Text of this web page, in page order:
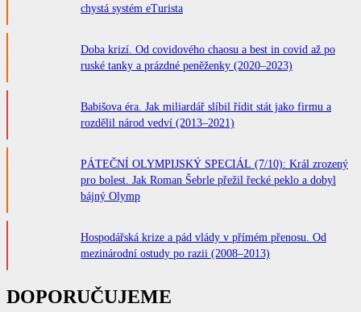
chystá systém eTurista
Doba krizí. Od covidového chaosu a best in covid až po
ruské tanky a prázdné peněženky (2020–2023)
Babišova éra. Jak miliardář slíbil řídit stát jako firmu a
rozdělil národ vedví (2013–2021)
PÁTEČNÍ OLYMPIJSKÝ SPECIÁL (7/10): Král zrozený
pro bolest. Jak Roman Šebrle přežil řecké peklo a dobyl
bájný Olymp
Hospodářská krize a pád vlády v přímém přenosu. Od
mezinárodní ostudy po razii (2008–2013)
DOPORUČUJEME